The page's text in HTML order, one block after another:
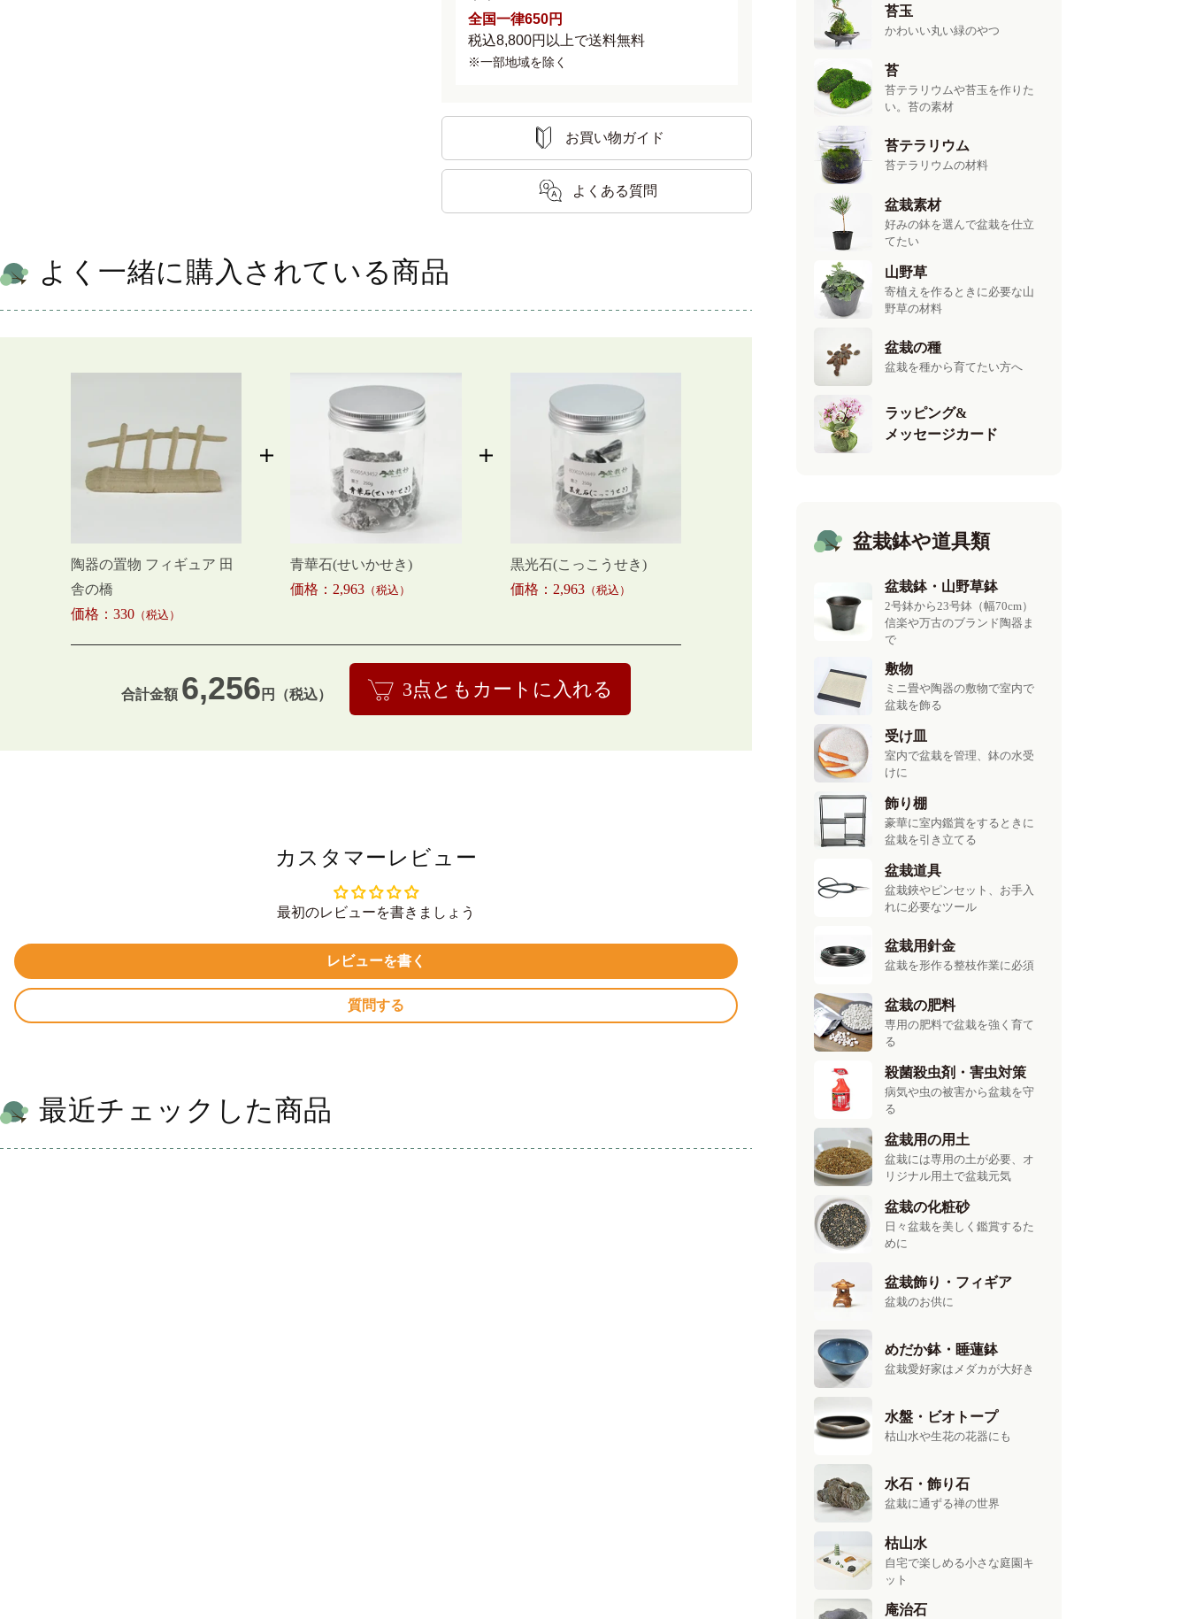
全国一律650円
税込8,800円以上で送料無料
※一部地域を除く
お買い物ガイド
よくある質問
よく一緒に購入されている商品
陶器の置物 フィギュア 田
舎の橋
価格：330 （税込）
青華石(せいかせき)
価格：2,963 （税込）
黒光石(こっこうせき)
価格：2,963（税込）
合計金額 6,256 円（税込） 3点ともカートに入れる
カスタマーレビュー
最初のレビューを書きましょう
レビューを書く
質問する
最近チェックした商品
苔玉
かわいい丸い緑のやつ
苔
苔テラリウムや苔玉を作りた
い。苔の素材
苔テラリウム
苔テラリウムの材料
盆栽素材
好みの鉢を選んで盆栽を仕立
てたい
山野草
寄植えを作るときに必要な山
野草の材料
盆栽の種
盆栽を種から育てたい方へ
ラッピング&
メッセージカード
盆栽鉢や道具類
盆栽鉢・山野草鉢
2号鉢から23号鉢（幅70cm）
信楽や万古のブランド陶器ま
で
敷物
ミニ畳や陶器の敷物で室内で
盆栽を飾る
受け皿
室内で盆栽を管理、鉢の水受
けに
飾り棚
豪華に室内鑑賞をするときに
盆栽を引き立てる
盆栽道具
盆栽鋏やピンセット、お手入
れに必要なツール
盆栽用針金
盆栽を形作る整枝作業に必須
盆栽の肥料
専用の肥料で盆栽を強く育て
る
殺菌殺虫剤・害虫対策
病気や虫の被害から盆栽を守
る
盆栽用の用土
盆栽には専用の土が必要、オ
リジナル用土で盆栽元気
盆栽の化粧砂
日々盆栽を美しく鑑賞するた
めに
盆栽飾り・フィギア
盆栽のお供に
めだか鉢・睡蓮鉢
盆栽愛好家はメダカが大好き
水盤・ビオトープ
枯山水や生花の花器にも
水石・飾り石
盆栽に通ずる禅の世界
枯山水
自宅で楽しめる小さな庭園キ
ット
庵治石